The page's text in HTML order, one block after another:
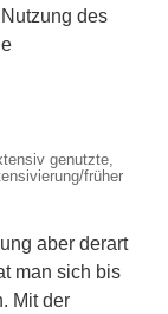
des
genutzte,
früher
aber derart
man sich bis
Mit der